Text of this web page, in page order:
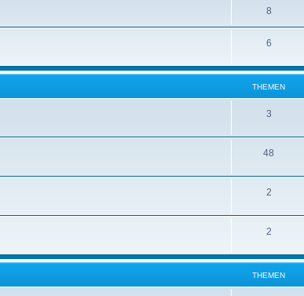
8
6
THEMEN
3
48
2
2
THEMEN